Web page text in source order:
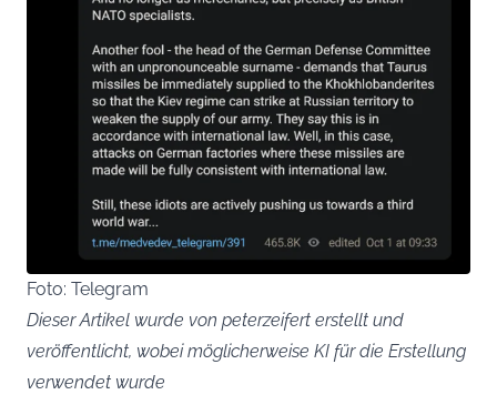
Foto: Telegram
Dieser Artikel wurde von peterzeifert erstellt und
veröffentlicht, wobei möglicherweise KI für die Erstellung
verwendet wurde